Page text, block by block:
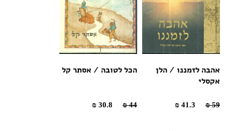
אהבה לזמננו / הלן
אקסלי
59 ₪
הכל לטובה / אסתר קל
44 ₪